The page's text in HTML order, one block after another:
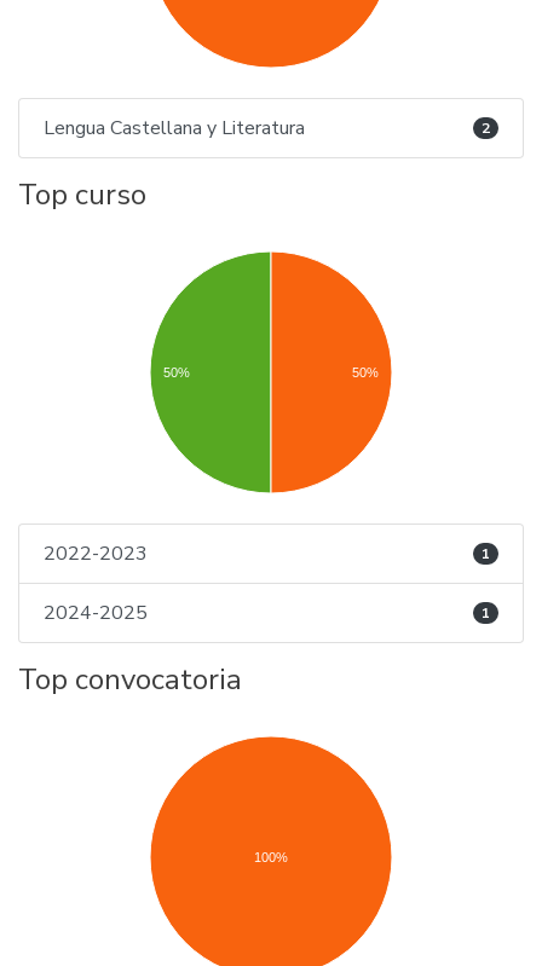
Lengua Castellana y Literatura 2
Top curso
50% 50%
2022-2023 1
2024-2025 1
Top convocatoria
100%